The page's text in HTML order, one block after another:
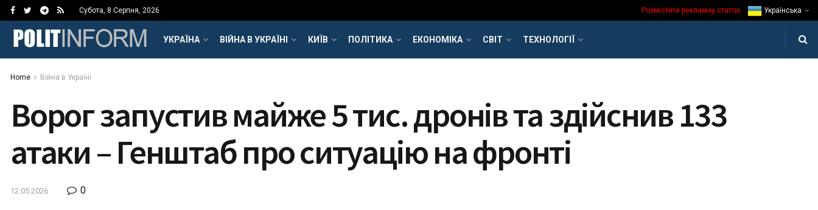
Субота, 8 Серпня, 2026 Розмістити рекламну статтю Українська
УКРАЇНА ВІЙНА В УКРАЇНІ КИЇВ ПОЛІТИКА ЕКОНОМІКА СВІТ ТЕХНОЛОГІЇ
Home Війна в Україні
Ворог запустив майже 5 тис. дронів та здійснив 133
атаки – Генштаб про ситуацію на фронті
12.05.2026 0